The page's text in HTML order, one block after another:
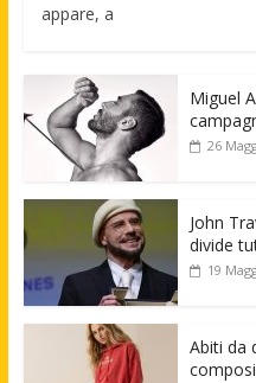
appare, a
Miguel
26
John
divide
19
Abiti da